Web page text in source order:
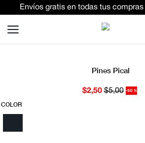
Envíos gratis en todas tus
Pines Pical
$2,50 $5,00 -50 %
COLOR
TÉRMINOS MÁS BUSCADOS
terno
camisa